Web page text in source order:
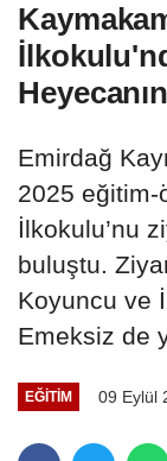
Emirdağ
2025 eğitim-
İlkokulu’nu
buluştu.
Koyuncu ve
Emeksiz de
EĞITIM 09 Eylül